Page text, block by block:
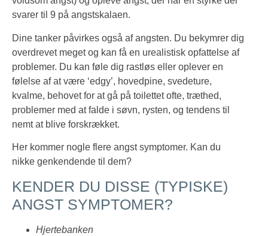
svarer til 9 på angstskalaen.
Dine tanker påvirkes også af angsten. Du bekymrer dig
overdrevet meget og kan få en urealistisk opfattelse af
problemer. Du kan føle dig rastløs eller oplever en
følelse af at være ‘edgy’, hovedpine, svedeture,
kvalme, behovet for at gå på toilettet ofte, træthed,
problemer med at falde i søvn, rysten, og tendens til
nemt at blive forskrækket.
Her kommer nogle flere angst symptomer. Kan du
nikke genkendende til dem?
KENDER DU DISSE (TYPISKE)
ANGST SYMPTOMER?
Hjertebanken